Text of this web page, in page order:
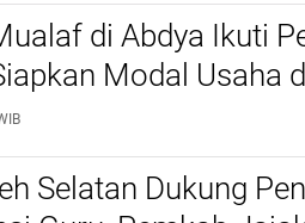
di Abdya Ikuti
Modal Usaha
Selatan Dukung